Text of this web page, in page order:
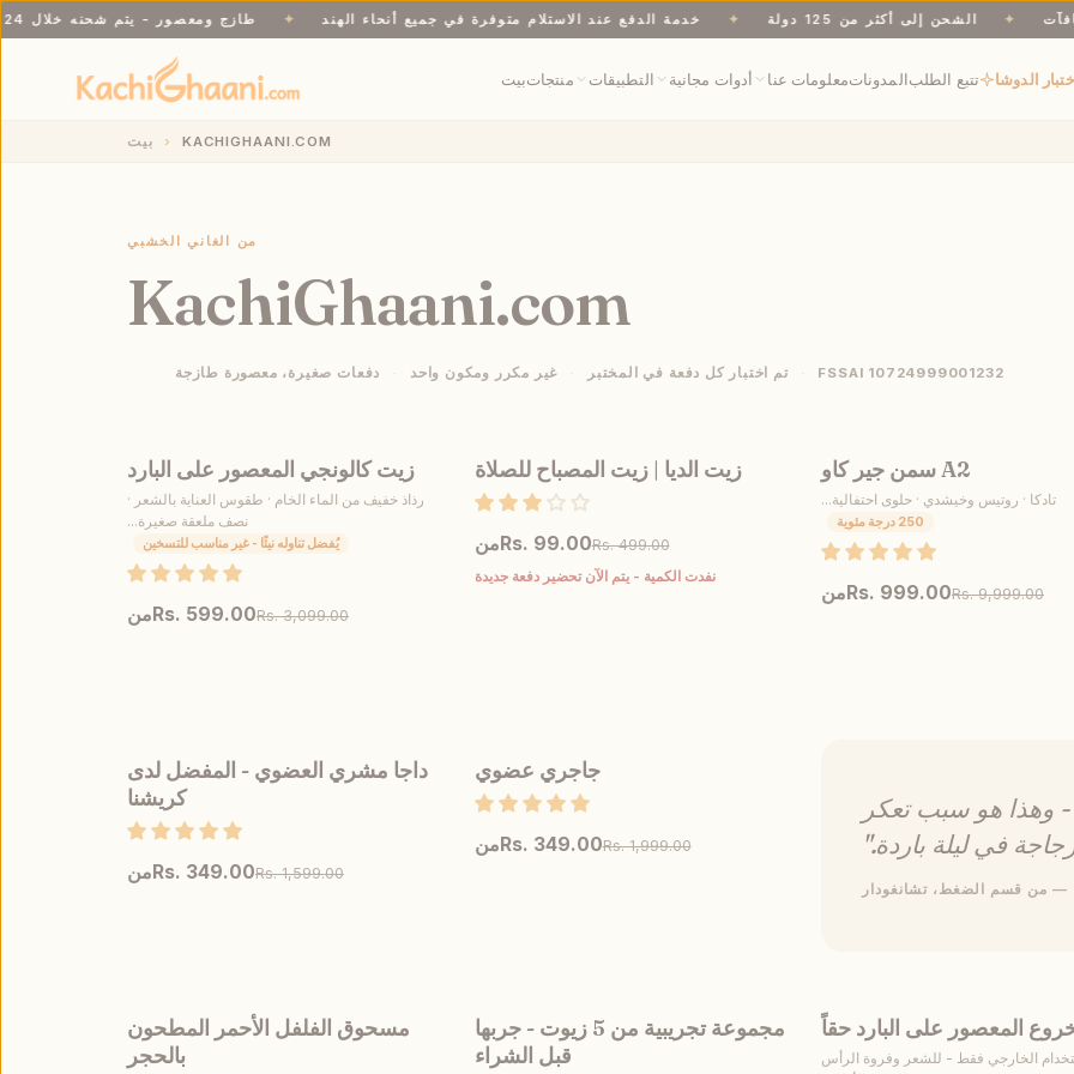
طازج ومعصور - يتم شحنه خلال 24-48 ✦ خدمة الدفع عند الاستلام متوفرة في جميع أنحاء الهند الشحن إلى أكثر من 125 دولة
بيتمنتجات التطبيقات أدوات مجانية معلومات عناالمدوناتتتبع الطلب الدوشا
بيت KACHIGHAANI.COM
من الغاني الخشبي
KachiGhaani.com
دفعات صغيرة، معصورة طازجة غير مكرر ومكون واحد تم اختبار كل دفعة في المختبر FSSAI 10724999001232
أُوكَازيُون
زيت كالونجي المعصور على البارد
رذاذ خفيف من الماء الخام · طقوس العناية بالشعر ·
نصف ملعقة صغيرة...
يُفضل تناوله نيئًا - غير مناسب للتسخين
منRs. 599.00Rs. 3,099.00
أُوكَازيُونزيت الديا | زيت المصباح للصلاة
منRs. 99.00Rs. 499.00
نفدت الكمية - يتم الآن تحضير دفعة جديدة
سمن جير كاو A2
تادكا · روتيس وخيشدي · حلوى احتفالية...
250 درجة مئوية
منRs. 999.00Rs. 9,999.00
أُوكَازيُون
داجا مشري العضوي - المفضل لدى
كريشنا
منRs. 349.00Rs. 1,599.00
جاجري عضوي
منRs. 349.00Rs. 1,999.00
وهذا هو سبب تعكر
في ليلة باردة."
— من قسم الضغط، تشانغودار
مسحوق الفلفل الأحمر المطحون
بالحجر
أُوكَازيُون
مجموعة تجريبية من 5 زيوت - جربها
قبل الشراء
المعصور على البارد حقاً
الخارجي فقط - للشعر وفروة الرأس